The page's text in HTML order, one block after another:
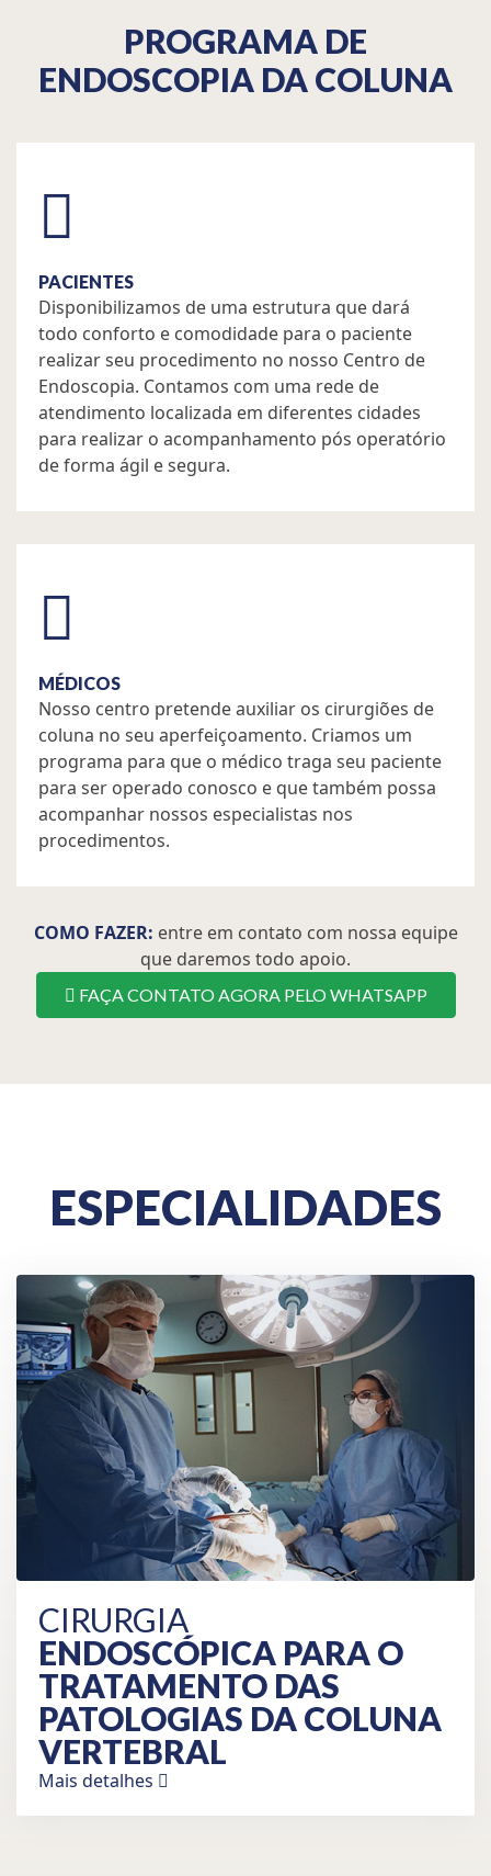
PROGRAMA DE
ENDOSCOPIA DA COLUNA
PACIENTES
Disponibilizamos de uma estrutura que dará
todo conforto e comodidade para o paciente
realizar seu procedimento no nosso Centro de
Endoscopia. Contamos com uma rede de
atendimento localizada em diferentes cidades
para realizar o acompanhamento pós operatório
de forma ágil e segura.
MÉDICOS
Nosso centro pretende auxiliar os cirurgiões de
coluna no seu aperfeiçoamento. Criamos um
programa para que o médico traga seu paciente
para ser operado conosco e que também possa
acompanhar nossos especialistas nos
procedimentos.
COMO FAZER: entre em contato com nossa equipe
que daremos todo apoio.
FAÇA CONTATO AGORA PELO WHATSAPP
ESPECIALIDADES
CIRURGIA
ENDOSCÓPICA PARA O
TRATAMENTO DAS
PATOLOGIAS DA COLUNA
VERTEBRAL
Mais detalhes